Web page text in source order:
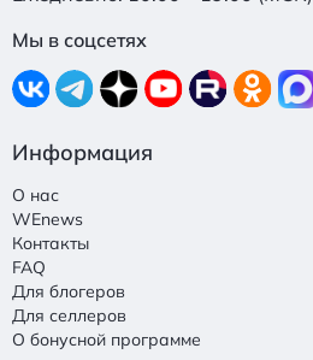
Мы в соцсетях
Информация
О нас
WEnews
Контакты
FAQ
Для блогеров
Для селлеров
О бонусной программе